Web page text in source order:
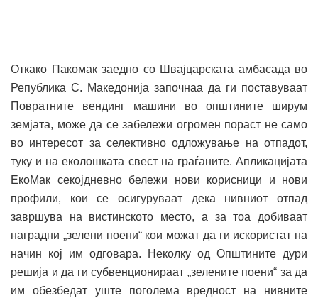
Откако Пакомак заедно со Швајцарската амбасада во
Република С. Македонија започнаа да ги поставуваат
Повратните вендинг машини во општините ширум
земјата, може да се забележи огромен пораст не само
во интересот за селективно одложување на отпадот,
туку и на еколошката свест на граѓаните. Апликацијата
ЕкоМак секојдневно бележи нови корисници и нови
профили, кои се осигуруваат дека нивниот отпад
завршува на вистинското место, а за тоа добиваат
наградни „зелени поени“ кои можат да ги искористат на
начин кој им одговара. Неколку од Општините дури
решија и да ги субвенционираат „зелените поени“ за да
им обезбедат уште поголема вредност на нивните